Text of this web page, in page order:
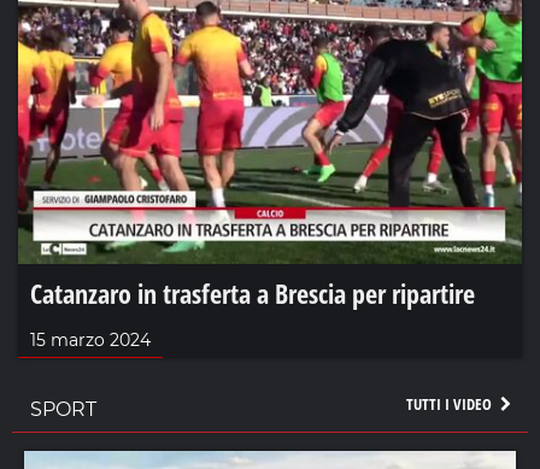
Catanzaro in trasferta a Brescia per ripartire
15 marzo 2024
TUTTI I VIDEO
SPORT